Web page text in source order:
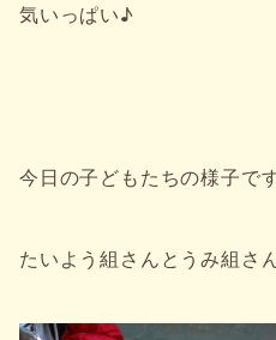
気いっぱい♪
今日の子どもたちの様子
たいよう組さんとうみ組さ